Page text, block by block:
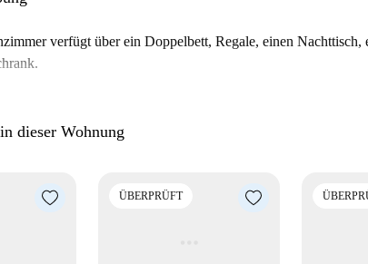
wie Hevia, Cinco Jotas Serrano und Embajada de
Angebot von Castellana mit seinen zahlreichen
Beisammensein einladen.
verfügt über ein Doppelbett, Regale, einen Nachttisch,
dieser Wohnung
ÜBERPRÜFT